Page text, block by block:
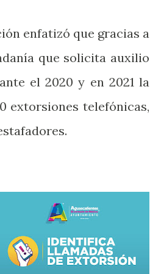
enfatizó que gracias a
que solicita auxilio
el 2020 y en 2021 la
extorsiones telefónicas,